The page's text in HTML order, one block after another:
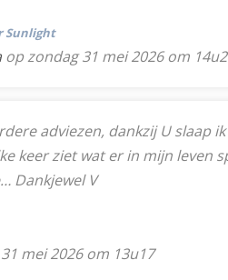
Sunlight
op zondag 31 mei 2026 om
adviezen, dankzij U slaap
keer ziet wat er in mijn leven
Dankjewel V
mei 2026 om 13u17